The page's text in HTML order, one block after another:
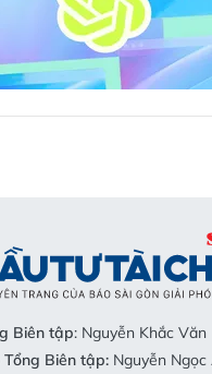
Biên tập: Nguyễn Khắc Văn
Tổng Biên tập: Nguyễn